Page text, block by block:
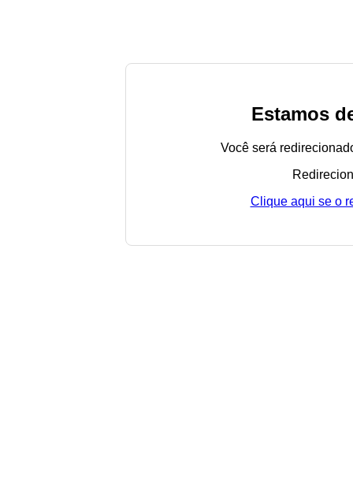
Estamos
Você será
Clique aqui se o